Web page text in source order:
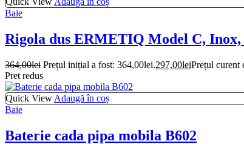
Baie
Rigola dus ERMETIQ Model C,
364,00lei Prețul inițial a fost: 364,00lei.297,00leiPrețul curent
Pret redus
Quick View Adaugă în coș
Baie
Baterie cada pipa mobila B602